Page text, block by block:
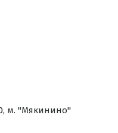
м. "Мякинино"